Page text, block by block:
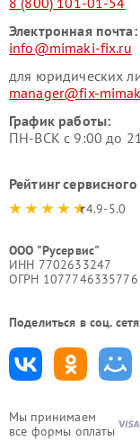
Мы принимаем
все формы оплаты
Электронная почта:
info@mimaki-fix.ru
для юридических
manager@fix-
График работы:
ПН-ВСК с 9:00 до
Рейтинг
4.9-5.0
ООО "Русервис"
ИНН 7702633247
ОГРН 1077746335776
Поделиться в соц.